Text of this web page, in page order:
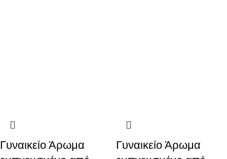
Γυναικείο Άρωμα
Γυναικείο Άρωμα